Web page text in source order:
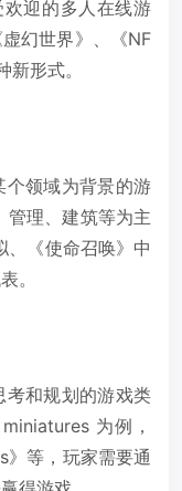
迎的多人在线游
幻世界》、《NF
形式。
个领域为背景的游
管理、建筑等为主
、《使命召唤》中
。
考和规划的游戏类
为例，
等，玩家需要通